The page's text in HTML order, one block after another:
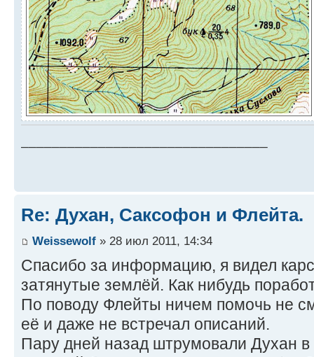
Re: Духан, Саксофон и Флейта.
Weissewolf » 28 июл 2011, 14:34
Спасибо за информацию, я видел
затянутые землёй. Как нибудь
По поводу Флейты ничем помочь не
её и даже не встречал описаний.
Пару дней назад штрумовали Духан